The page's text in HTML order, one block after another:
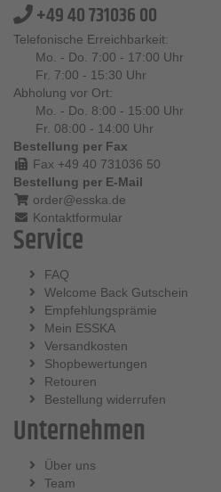
+49 40 731036 00
Telefonische Erreichbarkeit:
Mo. - Do. 7:00 - 17:00 Uhr
Fr. 7:00 - 15:30 Uhr
Abholung vor Ort:
Mo. - Do. 8:00 - 15:00 Uhr
Fr. 08:00 - 14:00 Uhr
Bestellung per Fax
Fax +49 40 731036 50
Bestellung per E-Mail
order@esska.de
Kontaktformular
Service
FAQ
Welcome Back Gutschein
Empfehlungsprämie
Mein ESSKA
Versandkosten
Shopbewertungen
Retouren
Bestellung widerrufen
Unternehmen
Über uns
Team